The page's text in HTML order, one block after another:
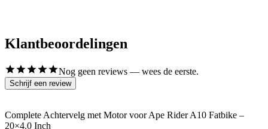
Klantbeoordelingen
Nog geen reviews — wees de eerste.
Schrijf een review
Complete Achtervelg met Motor voor Ape Rider A10 Fatbike –
20×4.0 Inch